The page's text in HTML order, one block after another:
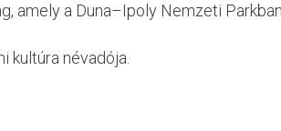
amely a Duna–Ipoly Nemzeti
kultúra névadója.